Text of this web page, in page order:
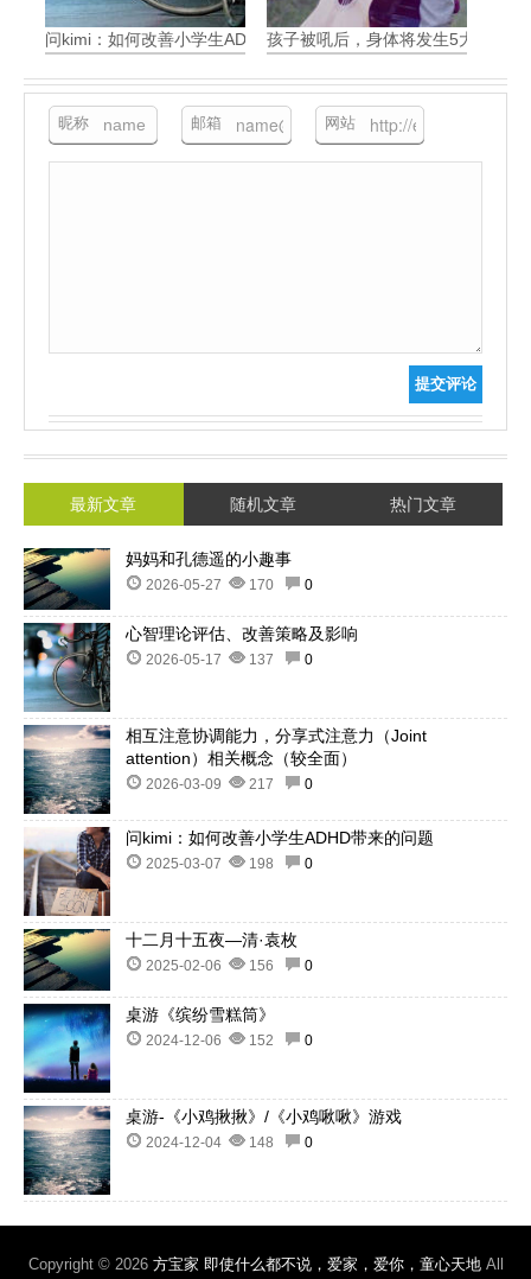
问kimi：如何改善小学生ADHD带来的问题孩子被吼后，身体将发生5大可怕
昵称 邮箱 网站
提交评论
最新文章 随机文章 热门文章
妈妈和孔德遥的小趣事
2026-05-27 170 0
心智理论评估、改善策略及影响
2026-05-17 137 0
相互注意协调能力，分享式注意力（Joint
attention）相关概念（较全面）
2026-03-09 217 0
问kimi：如何改善小学生ADHD带来的问题
2025-03-07 198 0
十二月十五夜—清·袁枚
2025-02-06 156 0
桌游《缤纷雪糕筒》
2024-12-06 152 0
桌游-《小鸡揪揪》/《小鸡啾啾》游戏
2024-12-04 148 0
Copyright © 2026 方宝家 即使什么都不说，爱家，爱你，童心天地 All